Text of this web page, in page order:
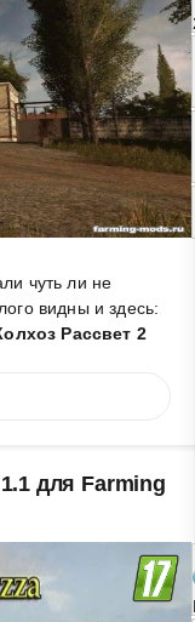
чуть ли не
видны и здесь:
Рассвет 2
для Farming